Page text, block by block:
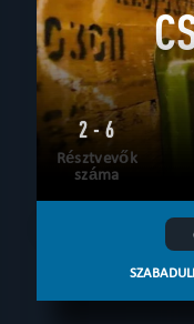
2 - 6
Résztvevők
száma